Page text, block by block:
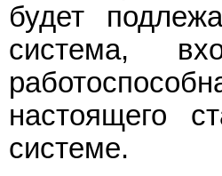
будет
система,
настоящего
системе.